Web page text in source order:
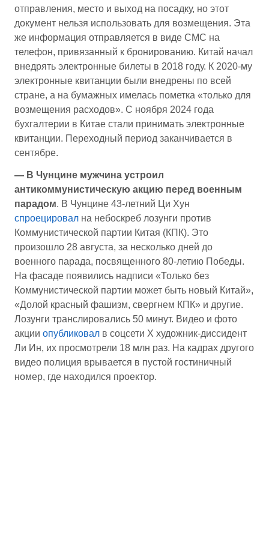
отправления, место и выход на посадку, но этот
документ нельзя использовать для возмещения. Эта
же информация отправляется в виде СМС на
телефон, привязанный к бронированию. Китай начал
внедрять электронные билеты в 2018 году. К 2020-му
электронные квитанции были внедрены по всей
стране, а на бумажных имелась пометка «только для
возмещения расходов». С ноября 2024 года
бухгалтерии в Китае стали принимать электронные
квитанции. Переходный период заканчивается в
сентябре.
— В Чунцине мужчина устроил
антикоммунистическую акцию перед военным
парадом. В Чунцине 43-летний Ци Хун
спроецировал на небоскреб лозунги против
Коммунистической партии Китая (КПК). Это
произошло 28 августа, за несколько дней до
военного парада, посвященного 80-летию Победы.
На фасаде появились надписи «Только без
Коммунистической партии может быть новый Китай»,
«Долой красный фашизм, свергнем КПК» и другие.
Лозунги транслировались 50 минут. Видео и фото
акции опубликовал в соцсети X художник-диссидент
Ли Ин, их просмотрели 18 млн раз. На кадрах другого
видео полиция врывается в пустой гостиничный
номер, где находился проектор.